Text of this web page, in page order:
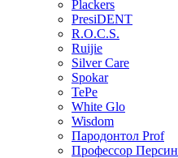
Plackers
PresiDENT
R.O.C.S.
Ruijie
Silver Care
Spokar
TePe
White Glo
Wisdom
Пародонтол Prof
Профессор Персин